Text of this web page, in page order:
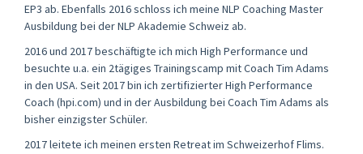
EP3 ab. Ebenfalls 2016 schloss ich meine NLP Coaching Master
Ausbildung bei der NLP Akademie Schweiz ab.
2016 und 2017 beschäftigte ich mich High Performance und
besuchte u.a. ein 2tägiges Trainingscamp mit Coach Tim Adams
in den USA. Seit 2017 bin ich zertifizierter High Performance
Coach (hpi.com) und in der Ausbildung bei Coach Tim Adams als
bisher einzigster Schüler.
2017 leitete ich meinen ersten Retreat im Schweizerhof Flims.